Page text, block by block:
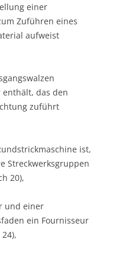
einer
Zuführen eines
aufweist
das den
zuführt
ist,
Streckwerksgruppen
20),
und einer
ein Fournisseur